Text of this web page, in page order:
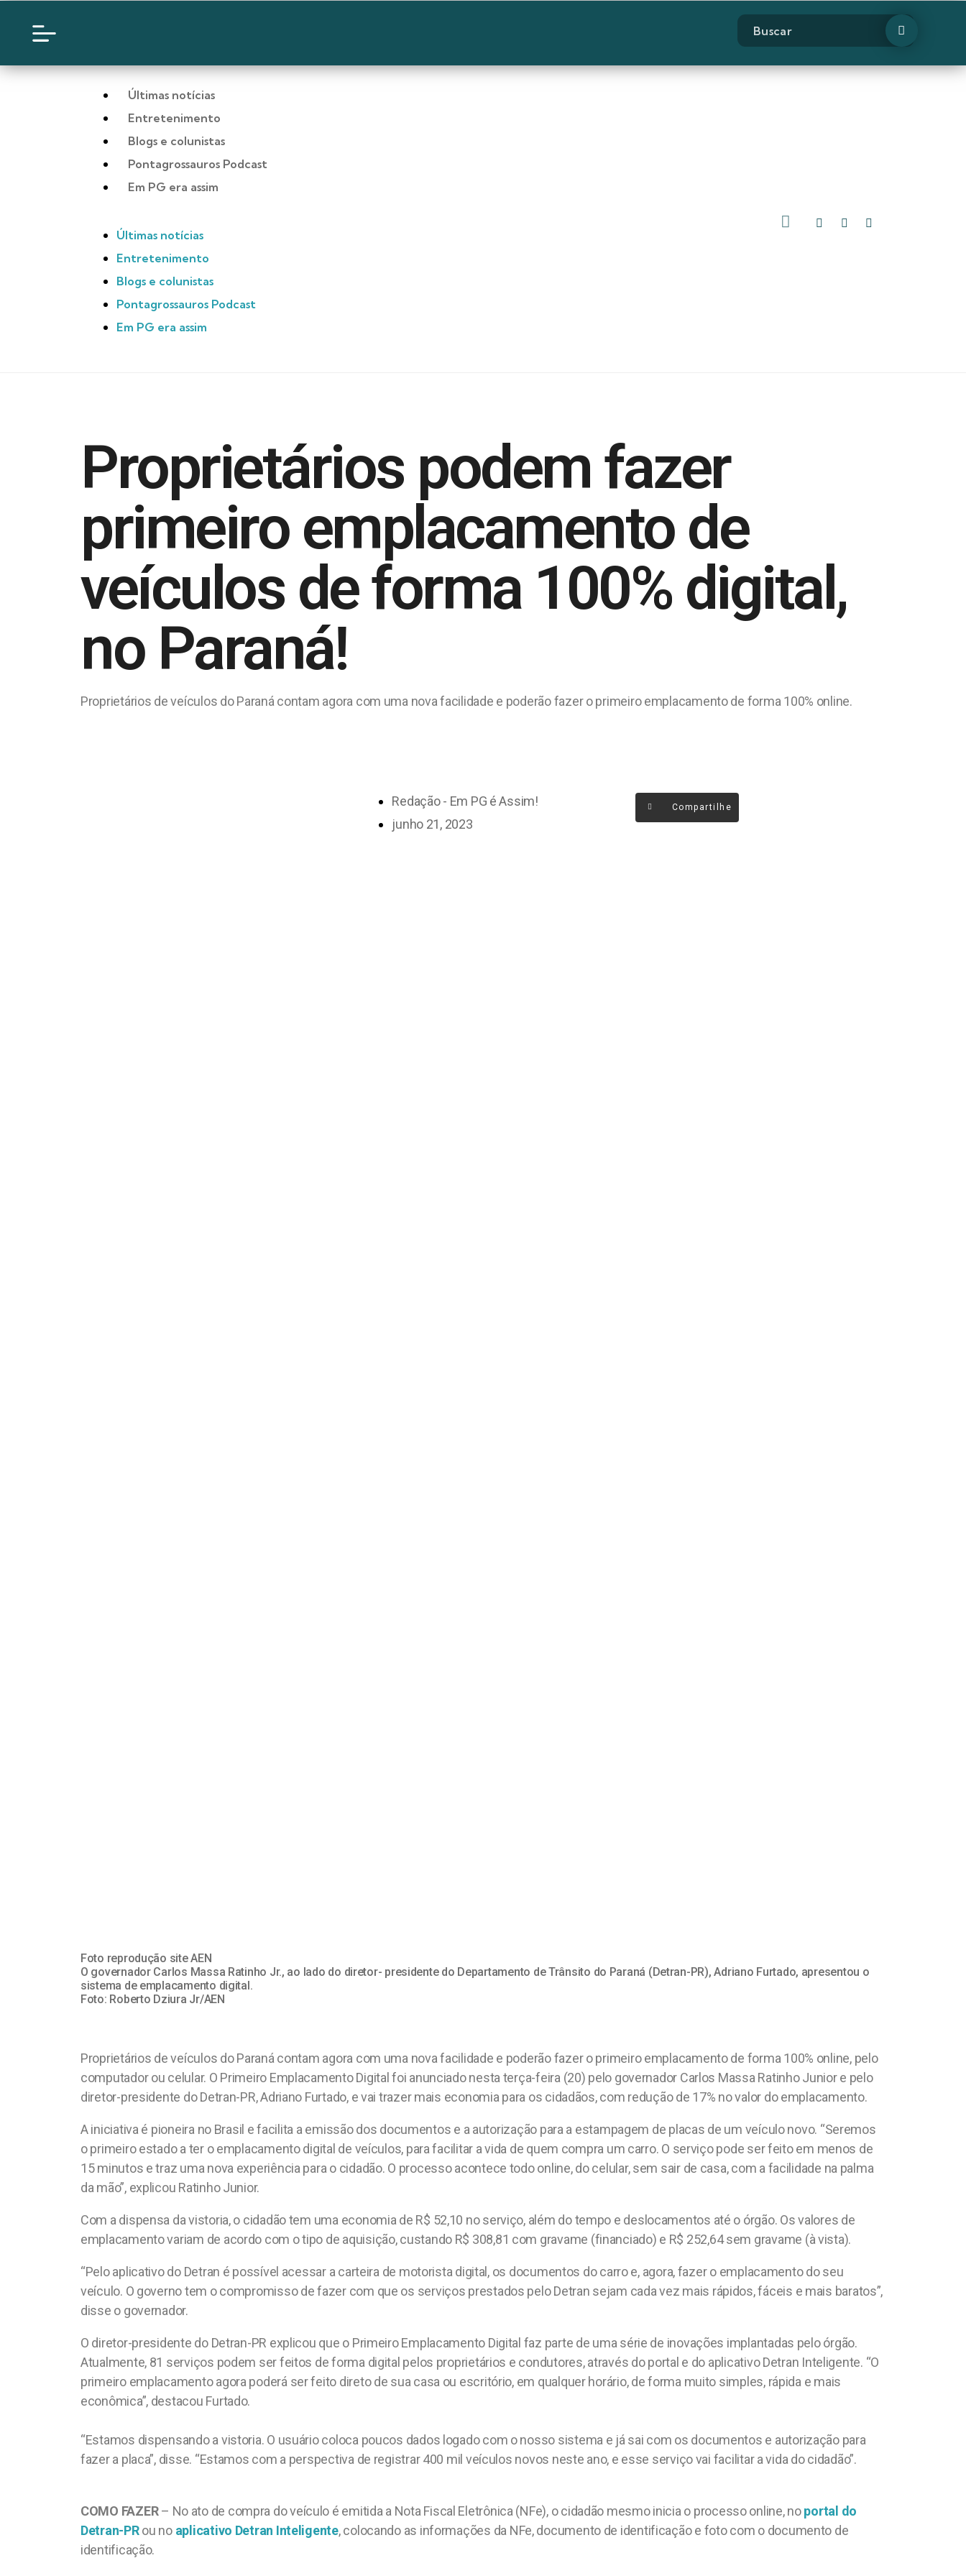
Últimas notícias
Entretenimento
Blogs e colunistas
Pontagrossauros Podcast
Em PG era assim
Últimas notícias
Entretenimento
Blogs e colunistas
Pontagrossauros Podcast
Em PG era assim
Proprietários podem fazer
primeiro emplacamento de
veículos de forma 100% digital,
no Paraná!
Proprietários de veículos do Paraná contam agora com uma nova facilidade e poderão fazer o primeiro emplacamento de forma 100% online.
Redação - Em PG é Assim!
junho 21, 2023
Compartilhe
Foto reprodução site AEN
O governador Carlos Massa Ratinho Jr., ao lado do diretor- presidente do Departamento de Trânsito do Paraná (Detran-PR), Adriano Furtado, apresentou o
sistema de emplacamento digital.
Foto: Roberto Dziura Jr/AEN
Proprietários de veículos do Paraná contam agora com uma nova facilidade e poderão fazer o primeiro emplacamento de forma 100% online, pelo
computador ou celular. O Primeiro Emplacamento Digital foi anunciado nesta terça-feira (20) pelo governador Carlos Massa Ratinho Junior e pelo
diretor-presidente do Detran-PR, Adriano Furtado, e vai trazer mais economia para os cidadãos, com redução de 17% no valor do emplacamento.
A iniciativa é pioneira no Brasil e facilita a emissão dos documentos e a autorização para a estampagem de placas de um veículo novo. “Seremos
o primeiro estado a ter o emplacamento digital de veículos, para facilitar a vida de quem compra um carro. O serviço pode ser feito em menos de
15 minutos e traz uma nova experiência para o cidadão. O processo acontece todo online, do celular, sem sair de casa, com a facilidade na palma
da mão”, explicou Ratinho Junior.
Com a dispensa da vistoria, o cidadão tem uma economia de R$ 52,10 no serviço, além do tempo e deslocamentos até o órgão. Os valores de
emplacamento variam de acordo com o tipo de aquisição, custando R$ 308,81 com gravame (financiado) e R$ 252,64 sem gravame (à vista).
“Pelo aplicativo do Detran é possível acessar a carteira de motorista digital, os documentos do carro e, agora, fazer o emplacamento do seu
veículo. O governo tem o compromisso de fazer com que os serviços prestados pelo Detran sejam cada vez mais rápidos, fáceis e mais baratos”,
disse o governador.
O diretor-presidente do Detran-PR explicou que o Primeiro Emplacamento Digital faz parte de uma série de inovações implantadas pelo órgão.
Atualmente, 81 serviços podem ser feitos de forma digital pelos proprietários e condutores, através do portal e do aplicativo Detran Inteligente. “O
primeiro emplacamento agora poderá ser feito direto de sua casa ou escritório, em qualquer horário, de forma muito simples, rápida e mais
econômica”, destacou Furtado.
“Estamos dispensando a vistoria. O usuário coloca poucos dados logado com o nosso sistema e já sai com os documentos e autorização para
fazer a placa”, disse. “Estamos com a perspectiva de registrar 400 mil veículos novos neste ano, e esse serviço vai facilitar a vida do cidadão”.
COMO FAZER– No ato de compra do veículo é emitida a Nota Fiscal Eletrônica (NFe), o cidadão mesmo inicia o processo online, noportal do
Detran-PRou no aplicativo Detran Inteligente, colocando as informações da NFe, documento de identificação e foto com o documento de
identificação.